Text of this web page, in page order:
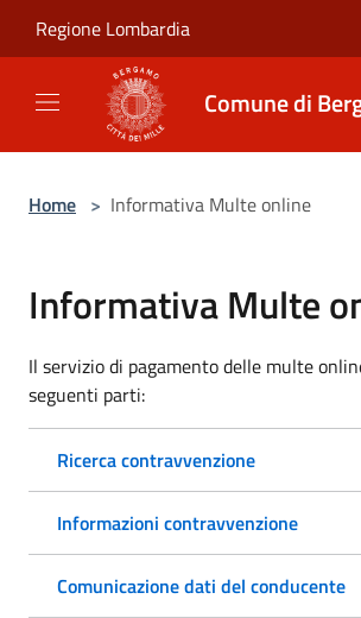
Regione Lombardia
Comune di
Home > Informativa Multe online
Informativa Multe
Il servizio di pagamento delle multe
seguenti parti:
Ricerca contravvenzione
Informazioni contravvenzione
Comunicazione dati del conducente